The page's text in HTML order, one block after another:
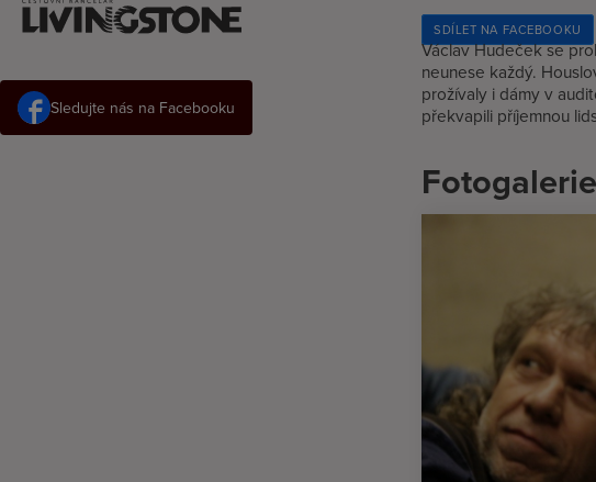
Sledujte nás na Facebooku
SDÍLET NA FACEBOOKU
Václav Hudeček se
neunese každý.
prožívaly i dámy v
překvapili příjemnou
Fotogalerie